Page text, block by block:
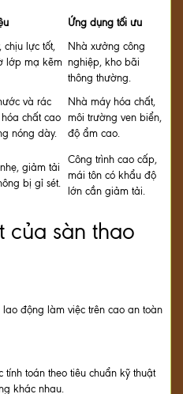
Ứng dụng tối ưu
chịu lực tốt,
lớp mạ kẽm
Nhà xưởng công
nghiệp, kho bãi
thông thường.
và rác
chất cao
nóng dày.
Nhà máy hóa chất,
môi trường ven biển,
độ ẩm cao.
giảm tải
bị gỉ sét.
Công trình cao cấp,
mái tôn có khẩu độ
lớn cần giảm tải.
của sàn thao
động làm việc trên cao an toàn
toán theo tiêu chuẩn kỹ thuật
khác nhau.